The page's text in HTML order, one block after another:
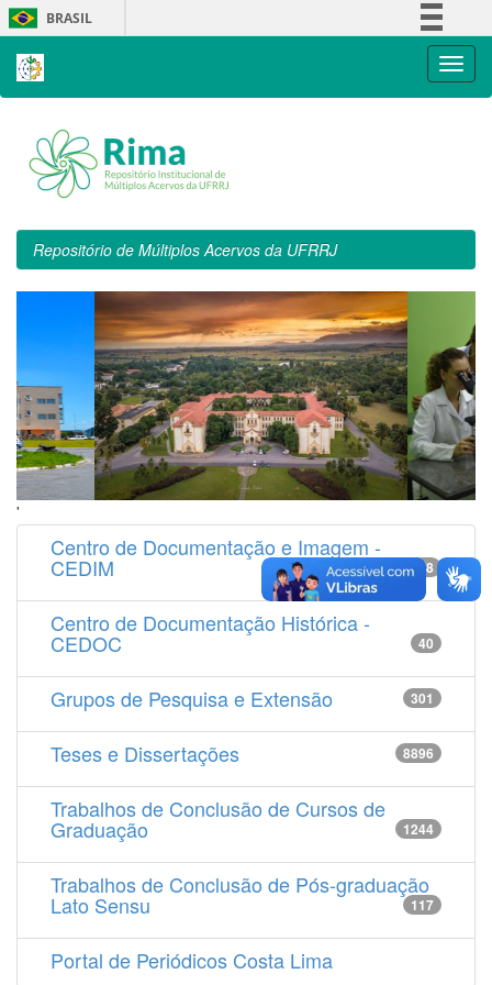
Skip
navigation
BRASIL
Repositório de Múltiplos Acervos da UFRRJ
'
Centro de Documentação e Imagem -
CEDIM 14538
Centro de Documentação Histórica -
CEDOC 40
Grupos de Pesquisa e Extensão 301
Teses e Dissertações 8896
Trabalhos de Conclusão de Cursos de
Graduação 1244
Trabalhos de Conclusão de Pós-graduação
Lato Sensu 117
Portal de Periódicos Costa Lima